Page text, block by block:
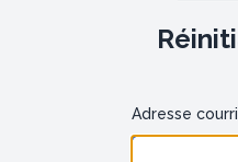
Adresse